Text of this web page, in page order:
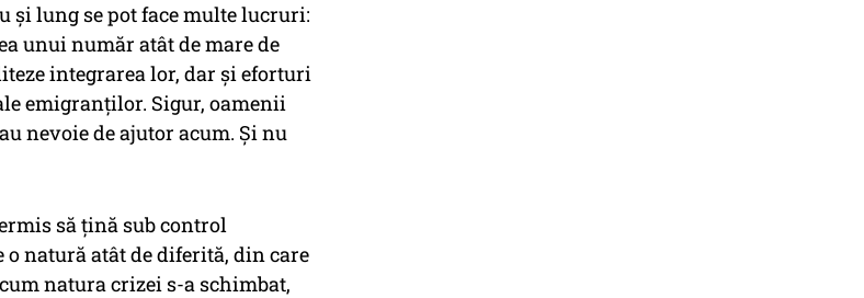
și lung se pot face multe lucruri:
unui număr atât de mare de
integrarea lor, dar și eforturi
emigranților. Sigur, oamenii
nevoie de ajutor acum. Și nu
să țină sub control
o natură atât de diferită, din care
natura crizei s-a schimbat,